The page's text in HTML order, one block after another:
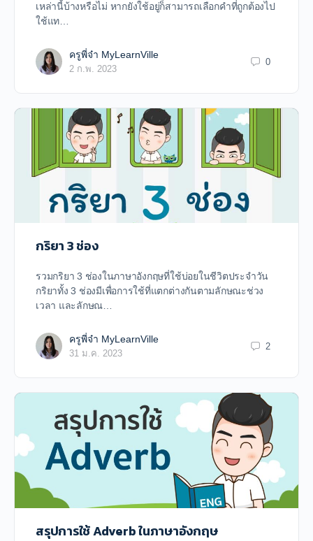
เหล่านี้บ้างหรือไม่ หากยังใช้อยู่ก็สามารถเลือกคำที่ถูกต้องไป
ใช้แท…
ครูพี่จ๋า MyLearnVille
2 ก.พ. 2023
0
กริยา 3 ช่อง
รวมกริยา 3 ช่องในภาษาอังกฤษที่ใช้บ่อยในชีวิตประจำวัน
กริยาทั้ง 3 ช่องมีเพื่อการใช้ที่แตกต่างกันตามลักษณะช่วง
เวลา และลักษณ…
ครูพี่จ๋า MyLearnVille
31 ม.ค. 2023
2
สรุปการใช้ Adverb ในภาษาอังกฤษ